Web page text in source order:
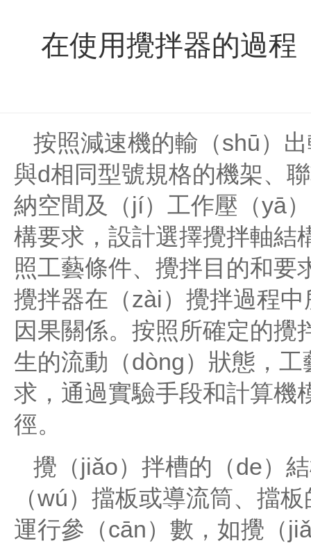
在使用攪拌器的過程
按照減速機的輸（shū）
與d相同型號規格的機架、
納空間及（jí）工作壓（yā
構要求，設計選擇攪拌軸結
照工藝條件、攪拌目的和要
攪拌器在（zài）攪拌過程
因果關係。按照所確定的
生的流動（dòng）狀態，
求，通過實驗手段和計算機
徑。
攪（jiǎo）拌槽的（de）
（wú）擋板或導流筒、擋
運行參（cān）數，如攪（